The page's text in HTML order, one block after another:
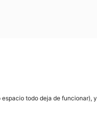
todo deja de funcionar), y